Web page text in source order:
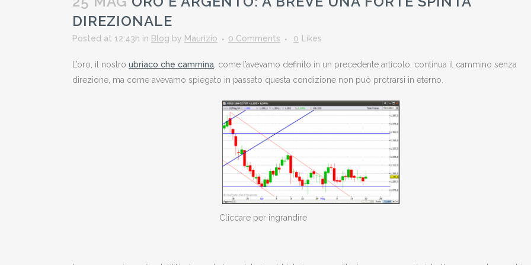
DIREZIONALE
Posted at 12:43h in Blog by Maurizio 0 Comments 0 Likes
L’oro, il nostro ubriaco che cammina , come l’avevamo definito in un precedente articolo, continua il cammino senza
direzione, ma come avevamo spiegato in passato questa condizione non può protrarsi in eterno.
Cliccare per ingrandire